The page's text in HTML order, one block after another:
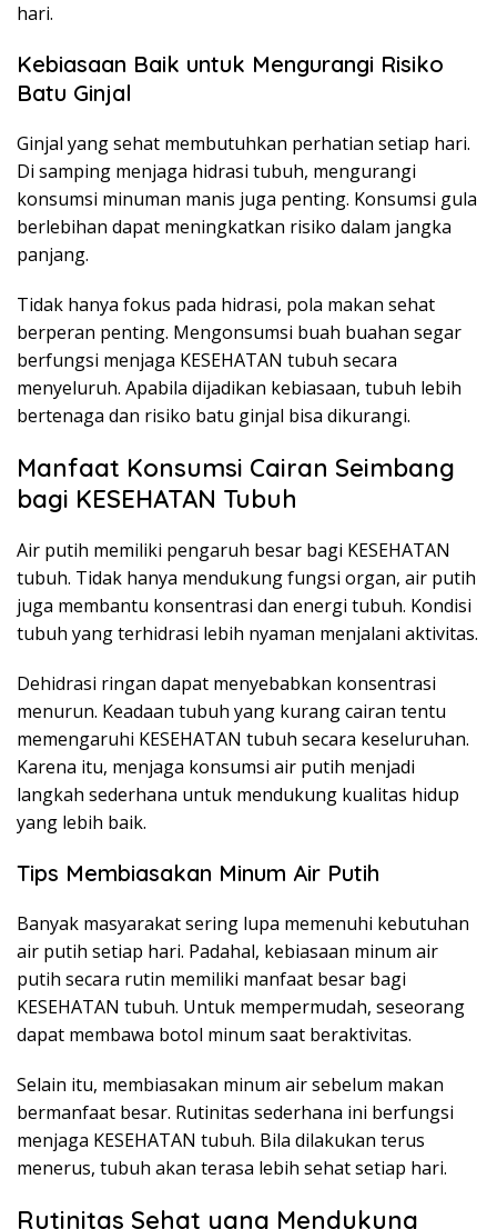
hari.
Kebiasaan Baik untuk Mengurangi Risiko
Batu Ginjal
Ginjal yang sehat membutuhkan perhatian setiap hari.
Di samping menjaga hidrasi tubuh, mengurangi
konsumsi minuman manis juga penting. Konsumsi gula
berlebihan dapat meningkatkan risiko dalam jangka
panjang.
Tidak hanya fokus pada hidrasi, pola makan sehat
berperan penting. Mengonsumsi buah buahan segar
berfungsi menjaga KESEHATAN tubuh secara
menyeluruh. Apabila dijadikan kebiasaan, tubuh lebih
bertenaga dan risiko batu ginjal bisa dikurangi.
Manfaat Konsumsi Cairan Seimbang
bagi KESEHATAN Tubuh
Air putih memiliki pengaruh besar bagi KESEHATAN
tubuh. Tidak hanya mendukung fungsi organ, air putih
juga membantu konsentrasi dan energi tubuh. Kondisi
tubuh yang terhidrasi lebih nyaman menjalani aktivitas.
Dehidrasi ringan dapat menyebabkan konsentrasi
menurun. Keadaan tubuh yang kurang cairan tentu
memengaruhi KESEHATAN tubuh secara keseluruhan.
Karena itu, menjaga konsumsi air putih menjadi
langkah sederhana untuk mendukung kualitas hidup
yang lebih baik.
Tips Membiasakan Minum Air Putih
Banyak masyarakat sering lupa memenuhi kebutuhan
air putih setiap hari. Padahal, kebiasaan minum air
putih secara rutin memiliki manfaat besar bagi
KESEHATAN tubuh. Untuk mempermudah, seseorang
dapat membawa botol minum saat beraktivitas.
Selain itu, membiasakan minum air sebelum makan
bermanfaat besar. Rutinitas sederhana ini berfungsi
menjaga KESEHATAN tubuh. Bila dilakukan terus
menerus, tubuh akan terasa lebih sehat setiap hari.
Rutinitas Sehat yang Mendukung